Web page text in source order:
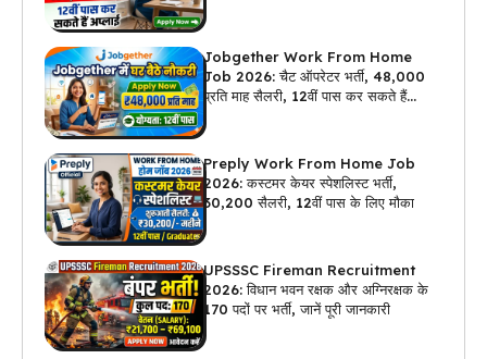
Jobgether Work From Home
Job 2026: चैट ऑपरेटर भर्ती, ₹48,000
प्रति माह सैलरी, 12वीं पास कर सकते हैं
Preply Work From Home Job
2026: कस्टमर केयर स्पेशलिस्ट भर्ती,
₹30,200 सैलरी, 12वीं पास के लिए मौका
UPSSSC Fireman Recruitment
2026: विधान भवन रक्षक और अग्निरक्षक के
170 पदों पर भर्ती, जानें पूरी जानकारी